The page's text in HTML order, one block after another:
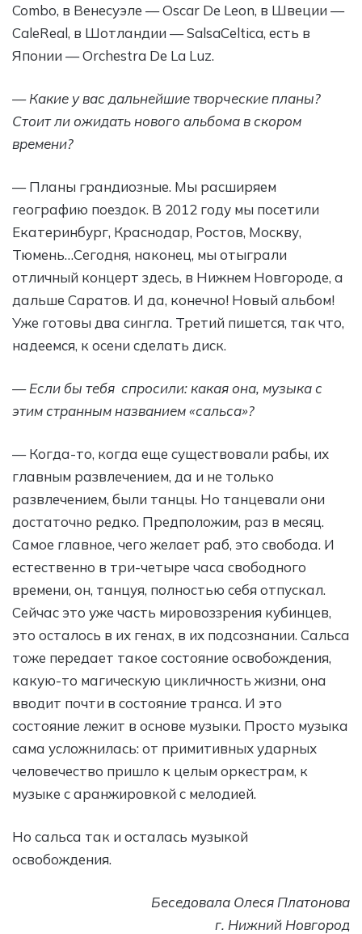
Combo, в Венесуэле — Oscar De Leon, в Швеции —
CaleReal, в Шотландии — SalsaСeltica, есть в
Японии — Orchestra De La Luz.
— Какие у вас дальнейшие творческие планы?
Стоит ли ожидать нового альбома в скором
времени?
— Планы грандиозные. Мы расширяем
географию поездок. В 2012 году мы посетили
Екатеринбург, Краснодар, Ростов, Москву,
Тюмень…Сегодня, наконец, мы отыграли
отличный концерт здесь, в Нижнем Новгороде, а
дальше Саратов. И да, конечно! Новый альбом!
Уже готовы два сингла. Третий пишется, так что,
надеемся, к осени сделать диск.
— Если бы тебя спросили: какая она, музыка с
этим странным названием «сальса»?
— Когда-то, когда еще существовали рабы, их
главным развлечением, да и не только
развлечением, были танцы. Но танцевали они
достаточно редко. Предположим, раз в месяц.
Самое главное, чего желает раб, это свобода. И
естественно в три-четыре часа свободного
времени, он, танцуя, полностью себя отпускал.
Сейчас это уже часть мировоззрения кубинцев,
это осталось в их генах, в их подсознании. Сальса
тоже передает такое состояние освобождения,
какую-то магическую цикличность жизни, она
вводит почти в состояние транса. И это
состояние лежит в основе музыки. Просто музыка
сама усложнилась: от примитивных ударных
человечество пришло к целым оркестрам, к
музыке с аранжировкой с мелодией.
Но сальса так и осталась музыкой
освобождения.
Беседовала Олеся Платонова
г. Нижний Новгород